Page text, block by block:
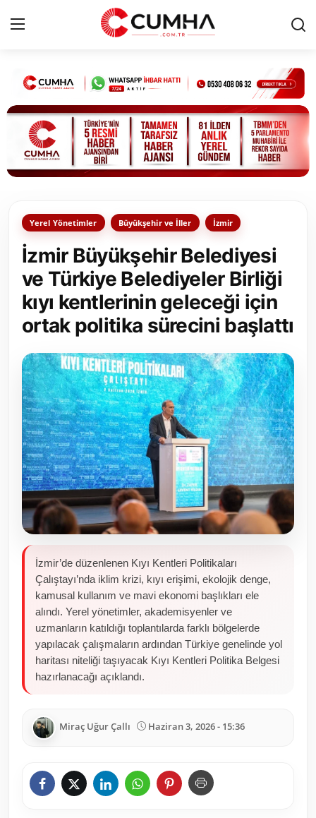
Kurumsal
Cumhurbaşkanlığı
Bakanlıklar
Siyasi Partiler
Yerel Yönetimler
Mülki İdare
Toplum ve Yaşam
Sivil Toplum Kuruluşları
Kamu Kurumları ve Üst Kurullar
Resmi Reklamlar
Yerel Yönetimler Büyükşehir ve İller İzmir
İzmir Büyükşehir Belediyesi
ve Türkiye Belediyeler Birliği
kıyı kentlerinin geleceği için
ortak politika sürecini başlattı
İzmir’de düzenlenen Kıyı Kentleri Politikaları
Çalıştayı’nda iklim krizi, kıyı erişimi, ekolojik denge,
kamusal kullanım ve mavi ekonomi başlıkları ele
alındı. Yerel yönetimler, akademisyenler ve
uzmanların katıldığı toplantılarda farklı bölgelerde
yapılacak çalışmaların ardından Türkiye genelinde yol
haritası niteliği taşıyacak Kıyı Kentleri Politika Belgesi
hazırlanacağı açıklandı.
Miraç Uğur Çallı Haziran 3, 2026 - 15:36